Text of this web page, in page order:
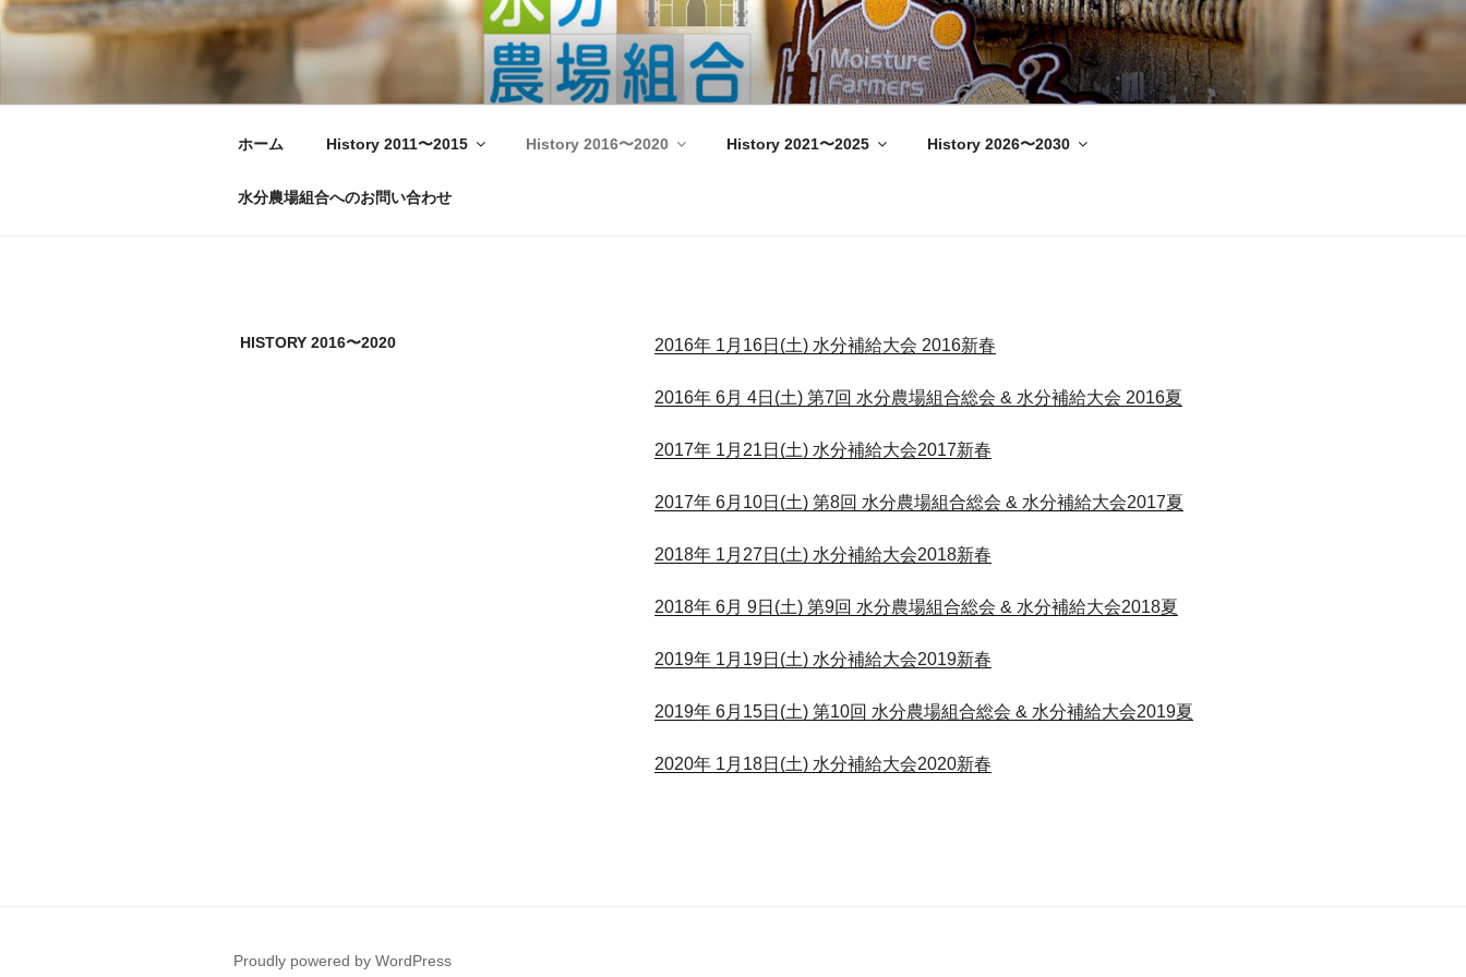
コ
ン
水分農場組合
Moisture Farmers Union – Japan Star Wars Fan Meeting –
ホーム History 2011〜2015 History 2016〜2020 History 2021〜2025 History 2026〜2030
水分農場組合へのお問い合わせ
HISTORY 2016〜2020 2016年 1月16日(土) 水分補給大会 2016新春
2016年 6月 4日(土) 第7回 水分農場組合総会 & 水分補給大会 2016夏
2017年 1月21日(土) 水分補給大会2017新春
2017年 6月10日(土) 第8回 水分農場組合総会 & 水分補給大会2017夏
2018年 1月27日(土) 水分補給大会2018新春
2018年 6月 9日(土) 第9回 水分農場組合総会 & 水分補給大会2018夏
2019年 1月19日(土) 水分補給大会2019新春
2019年 6月15日(土) 第10回 水分農場組合総会 & 水分補給大会2019夏
2020年 1月18日(土) 水分補給大会2020新春
Proudly powered by WordPress